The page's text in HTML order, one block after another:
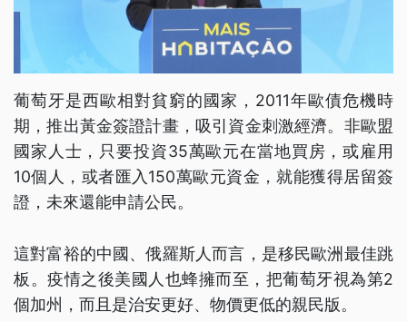
葡萄牙是西歐相對貧窮的國家，2011年歐債危機時
期，推出黃金簽證計畫，吸引資金刺激經濟。非歐盟
國家人士，只要投資35萬歐元在當地買房，或雇用
10個人，或者匯入150萬歐元資金，就能獲得居留簽
證，未來還能申請公民。
這對富裕的中國、俄羅斯人而言，是移民歐洲最佳跳
板。疫情之後美國人也蜂擁而至，把葡萄牙視為第2
個加州，而且是治安更好、物價更低的親民版。